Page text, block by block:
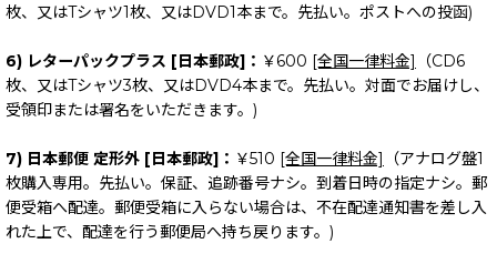
枚、又はTシャツ1枚、又はDVD1本まで。先払い。ポストへの投函)
6) レターパックプラス [日本郵政]： ￥600 [全国一律料金]
（CD6
枚、又はTシャツ3枚、又はDVD4本まで。先払い。対面でお届けし、
受領印または署名をいただきます。)
7) 日本郵便 定形外 [日本郵政]： ￥510 [全国一律料金]
（アナログ盤1
枚購入専用。先払い。保証、追跡番号ナシ。到着日時の指定ナシ。郵
便受箱へ配達。郵便受箱に入らない場合は、不在配達通知書を差し入
れた上で、配達を行う郵便局へ持ち戻ります。)